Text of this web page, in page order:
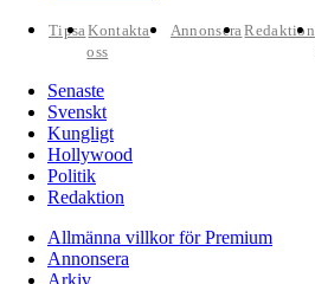
TipsaKontakta
oss
AnnonseraRedaktion
Senaste
Svenskt
Kungligt
Hollywood
Politik
Redaktion
Allmänna villkor för Premium
Annonsera
Arkiv